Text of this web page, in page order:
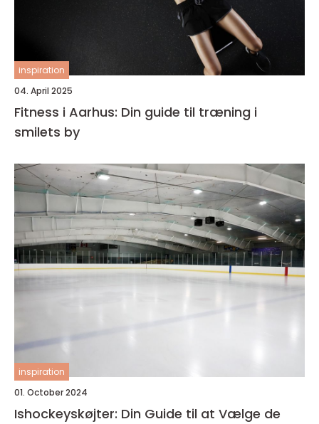
inspiration
04. April 2025
Fitness i Aarhus: Din guide til træning i
smilets by
inspiration
01. October 2024
Ishockeyskøjter: Din Guide til at Vælge de